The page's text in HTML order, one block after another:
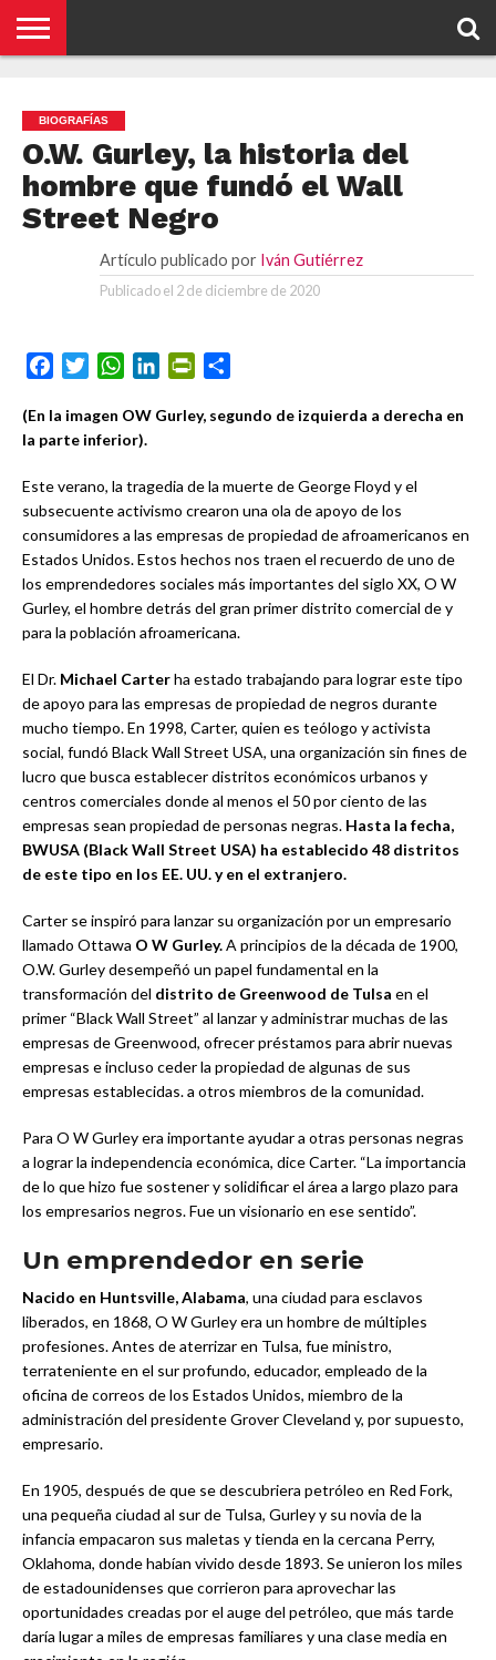
SE
TRATA
ESTE
BLOG?
FINANCIERO
PRIVACIDAD
DE IVÁN
GUTIÉRREZ
BIOGRAFÍAS
O.W. Gurley, la historia del
hombre que fundó el Wall
Street Negro
Artículo publicado por Iván Gutiérrez
Publicado el 2 de diciembre de 2020
FacebookTwitterWhatsApp
LinkedInPrintFriendly
(En la imagen OW Gurley, segundo de izquierda a derecha en
la parte inferior).
Este verano, la tragedia de la muerte de George Floyd y el
subsecuente activismo crearon una ola de apoyo de los
consumidores a las empresas de propiedad de afroamericanos en
Estados Unidos. Estos hechos nos traen el recuerdo de uno de
los emprendedores sociales más importantes del siglo XX, O W
Gurley, el hombre detrás del gran primer distrito comercial de y
para la población afroamericana.
El Dr. Michael Carterha estado trabajando para lograr este tipo
de apoyo para las empresas de propiedad de negros durante
mucho tiempo. En 1998, Carter, quien es teólogo y activista
social, fundó Black Wall Street USA, una organización sin fines de
lucro que busca establecer distritos económicos urbanos y
centros comerciales donde al menos el 50 por ciento de las
empresas sean propiedad de personas negras. Hasta la fecha,
BWUSA (Black Wall Street USA) ha establecido 48 distritos
de este tipo en los EE. UU. y en el extranjero.
Carter se inspiró para lanzar su organización por un empresario
llamado Ottawa O W Gurley.A principios de la década de 1900,
O.W. Gurley desempeñó un papel fundamental en la
transformación del distrito de Greenwood de Tulsa en el
primer “Black Wall Street” al lanzar y administrar muchas de las
empresas de Greenwood, ofrecer préstamos para abrir nuevas
empresas e incluso ceder la propiedad de algunas de sus
empresas establecidas. a otros miembros de la comunidad.
Para O W Gurley era importante ayudar a otras personas negras
a lograr la independencia económica, dice Carter. “La importancia
de lo que hizo fue sostener y solidificar el área a largo plazo para
los empresarios negros. Fue un visionario en ese sentido”.
Un emprendedor en serie
Nacido en Huntsville, Alabama, una ciudad para esclavos
liberados, en 1868, O W Gurley era un hombre de múltiples
profesiones. Antes de aterrizar en Tulsa, fue ministro,
terrateniente en el sur profundo, educador, empleado de la
oficina de correos de los Estados Unidos, miembro de la
administración del presidente Grover Cleveland y, por supuesto,
empresario.
En 1905, después de que se descubriera petróleo en Red Fork,
una pequeña ciudad al sur de Tulsa, Gurley y su novia de la
infancia empacaron sus maletas y tienda en la cercana Perry,
Oklahoma, donde habían vivido desde 1893. Se unieron los miles
de estadounidenses que corrieron para aprovechar las
oportunidades creadas por el auge del petróleo, que más tarde
daría lugar a miles de empresas familiares y una clase media en